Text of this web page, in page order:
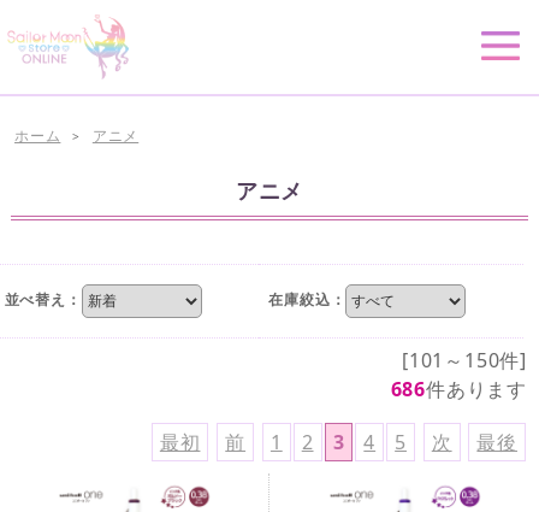
ホーム > アニメ
アニメ
並べ替え： 在庫絞込：
[101～150件]
686件あります
最初
前 1 2 3 4 5 次 最後